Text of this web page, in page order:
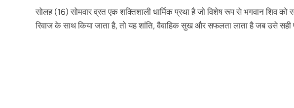
सोलह (16) सोमवार व्रत एक शक्तिशाली धार्मिक प्रथा है जो विशेष रूप से भगवान शिव को
रिवाज के साथ किया जाता है, तो यह शांति, वैवाहिक सुख और सफलता लाता है जब उसे सही